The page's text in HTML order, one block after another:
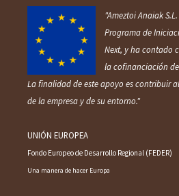
"Ameztoi Anaiak
Programa de
Next, y ha contado
la cofinanciación
La finalidad de este apoyo es contribuir
de la empresa y de su entorno."
UNIÓN EUROPEA
Fondo Europeo de Desarrollo Regional (FEDER)
Una manera de hacer Europa